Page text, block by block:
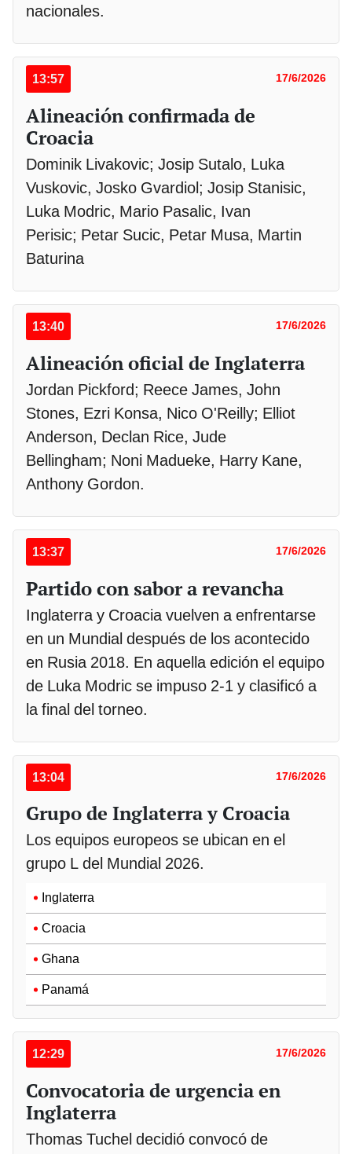
nacionales.
13:57 17/6/2026
Alineación confirmada de
Croacia
Dominik Livakovic; Josip Sutalo, Luka
Vuskovic, Josko Gvardiol; Josip Stanisic,
Luka Modric, Mario Pasalic, Ivan
Perisic; Petar Sucic, Petar Musa, Martin
Baturina
13:40 17/6/2026
Alineación oficial de Inglaterra
Jordan Pickford; Reece James, John
Stones, Ezri Konsa, Nico O'Reilly; Elliot
Anderson, Declan Rice, Jude
Bellingham; Noni Madueke, Harry Kane,
Anthony Gordon.
13:37 17/6/2026
Partido con sabor a revancha
Inglaterra y Croacia vuelven a enfrentarse
en un Mundial después de los acontecido
en Rusia 2018. En aquella edición el equipo
de Luka Modric se impuso 2-1 y clasificó a
la final del torneo.
13:04 17/6/2026
Grupo de Inglaterra y Croacia
Los equipos europeos se ubican en el
grupo L del Mundial 2026.
Inglaterra
Croacia
Ghana
Panamá
12:29 17/6/2026
Convocatoria de urgencia en
Inglaterra
Thomas Tuchel decidió convocó de